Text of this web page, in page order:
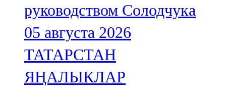
руководством Солодчука
05 августа 2026
ТАТАРСТАН
ЯҢАЛЫКЛАР